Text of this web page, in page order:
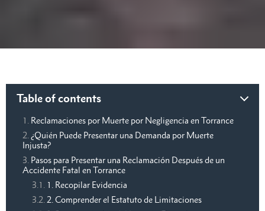
Table of contents
Reclamaciones por Muerte por Negligencia en Torrance
¿Quién Puede Presentar una Demanda por Muerte
Injusta?
Pasos para Presentar una Reclamación Después de un
Accidente Fatal en Torrance
1. Recopilar Evidencia
2. Comprender el Estatuto de Limitaciones